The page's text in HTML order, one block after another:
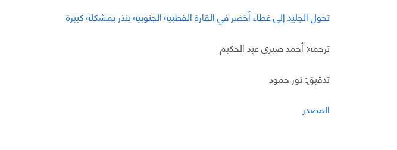
تحول الجليد إلى غطاء أخضر في القارة القطبية الجنوبية ينذر بمشكلة كبيرة
ترجمة: أحمد صبري عبد الحكيم
تدقيق: نور حمود
المصدر